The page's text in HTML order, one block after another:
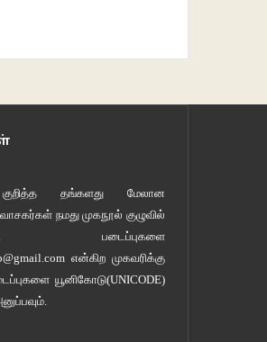
தங்களது மேலான
நமதுமுகநூல் குழுவில்
படைப்புகளை
என்கிற முகவரிக்கு
யூனிகோடு(UNICODE)